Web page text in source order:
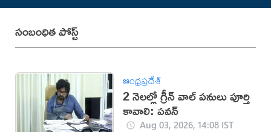
సంబంధిత పోస్ట్
ఆంధ్రప్రదేశ్
2 నెలల్లో గ్రీన్ వాల్ పనులు పూర్తి
కావాలి: పవన్
Aug 03, 2026, 14:08 IST